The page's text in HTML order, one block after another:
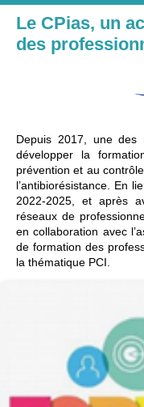
Le CPias, un
des
Depuis 2017, une
développer la
prévention et au
l’antibiorésistance. En
2022-2025, et après
réseaux de
en collaboration avec
de formation des
la thématique PCI.